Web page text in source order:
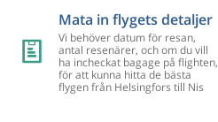
Mata in flygets detaljer
Vi behöver datum för resan,
antal resenärer, och om du vill
ha incheckat bagage på flighten,
för att kunna hitta de bästa
flygen från Helsingfors till Nis